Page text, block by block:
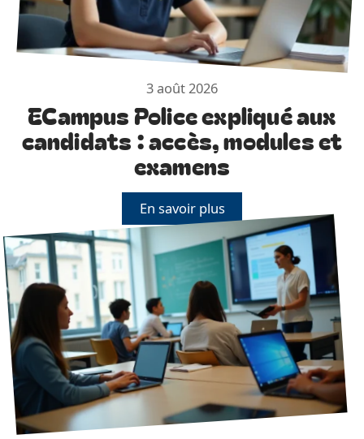
3 août 2026
ECampus Police expliqué aux
candidats : accès, modules et
examens
En savoir plus